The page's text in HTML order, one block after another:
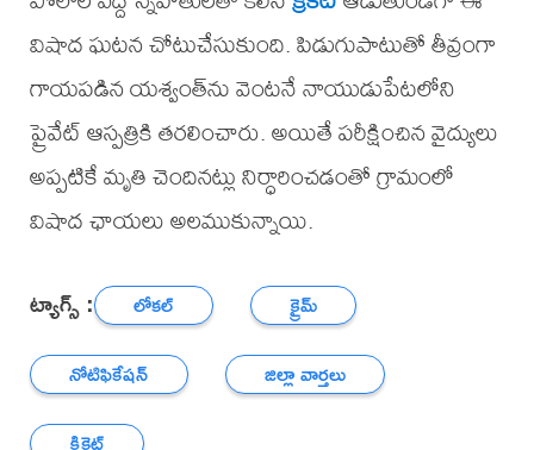
విషాద ఘటన చోటుచేసుకుంది. పిడుగుపాటుతో తీవ్రంగా
గాయపడిన యశ్వంత్‌ను వెంటనే నాయుడుపేటలోని
ప్రైవేట్ ఆస్పత్రికి తరలించారు. అయితే పరీక్షించిన వైద్యులు
అప్పటికే మృతి చెందినట్లు నిర్ధారించడంతో గ్రామంలో
విషాద ఛాయలు అలముకున్నాయి.
ట్యాగ్స్ : లోకల్
క్రైమ్
నోటిఫికేషన్
జిల్లా వార్తలు
క్రికెట్